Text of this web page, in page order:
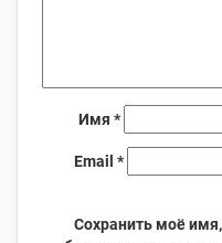
Имя *
Email *
Сохранить моё